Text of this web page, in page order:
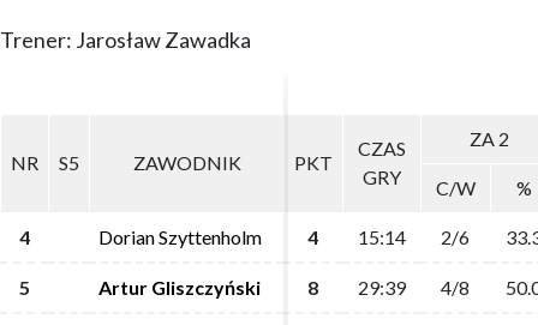
Trener: Jarosław Zawadka
NR S5 ZAWODNIK PKT
CZAS
GRY
ZA 2
C/W %
4 Dorian Szyttenholm 4 15:14 2/6
5 Artur Gliszczyński 8 29:39 4/8
NR S5 ZAWODNIK PKT
CZAS
GRY
ZA 2
C/W %
4 Dorian Szyttenholm 4 15:14 2/6
5 Artur Gliszczyński 8 29:39 4/8